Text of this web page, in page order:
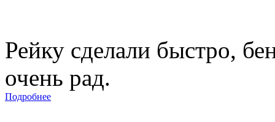
Рейку сделали быстро,
очень рад.
Подробнее